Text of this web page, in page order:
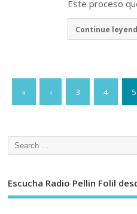
Este proceso
Continue
« ‹ 3 4 5
Escucha Radio Pellin Folil